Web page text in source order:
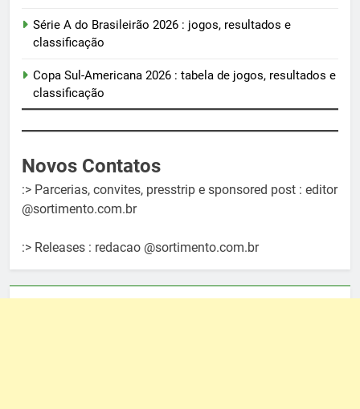
Série A do Brasileirão 2026 : jogos, resultados e
classificação
Copa Sul-Americana 2026 : tabela de jogos, resultados e
classificação
Novos Contatos
:> Parcerias, convites, presstrip e sponsored post : editor
@sortimento.com.br
:> Releases : redacao @sortimento.com.br